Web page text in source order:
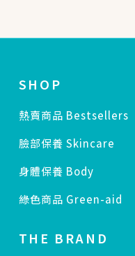
SHOP
熱賣商品 Bestsellers
臉部保養 Skincare
身體保養 Body
綠色商品 Green-aid
THE BRAND